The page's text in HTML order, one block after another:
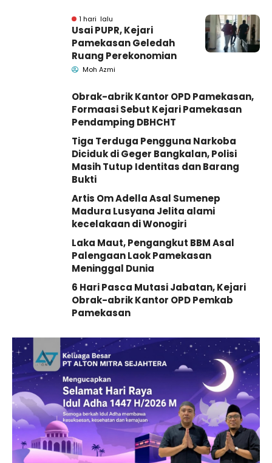
Jasa
1 hari lalu
Usai PUPR, Kejari
Pamekasan Geledah
Ruang Perekonomian
Moh Azmi
Obrak-abrik Kantor OPD Pamekasan,
Formaasi Sebut Kejari Pamekasan
Pendamping DBHCHT
Tiga Terduga Pengguna Narkoba
Diciduk di Geger Bangkalan, Polisi
Masih Tutup Identitas dan Barang
Bukti
Artis Om Adella Asal Sumenep
Madura Lusyana Jelita alami
kecelakaan di Wonogiri
Laka Maut, Pengangkut BBM Asal
Palengaan Laok Pamekasan
Meninggal Dunia
6 Hari Pasca Mutasi Jabatan, Kejari
Obrak-abrik Kantor OPD Pemkab
Pamekasan